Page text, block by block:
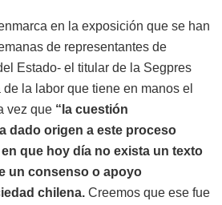
en la exposición que se han
de representantes de
Estado- el titular de la Segpres
la labor que tiene en manos el
vez que “la cuestión
dado origen a este proceso
que hoy día no exista un texto
un consenso o apoyo
chilena. Creemos que ese fue